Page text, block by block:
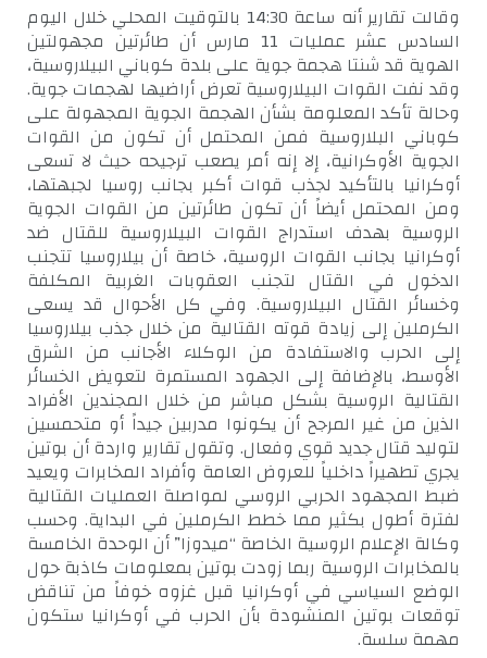
وقالت تقارير أنه ساعة 14:30 بالتوقيت المحلي خلال اليوم
السادس عشر عمليات 11 مارس أن طائرتين مجهولتين
الهوية قد شنتا هجمة جوية على بلدة كوباني البيلاروسية،
وقد نفت القوات البيلاروسية تعرض أراضيها لهجمات جوية.
وحالة تأكد المعلومة بشأن الهجمة الجوية المجهولة على
كوباني البلاروسية فمن المحتمل أن تكون من القوات
الجوية الأوكرانية، إلا إنه أمر يصعب ترجيحه حيث لا تسعى
أوكرانيا بالتأكيد لجذب قوات أكبر بجانب روسيا لجبهتها،
ومن المحتمل أيضاً أن تكون طائرتين من القوات الجوية
الروسية بهدف استدراج القوات البيلاروسية للقتال ضد
أوكرانيا بجانب القوات الروسية، خاصة أن بيلاروسيا تتجنب
الدخول في القتال لتجنب العقوبات الغربية المكلفة
وخسائر القتال البيلاروسية. وفي كل الأحوال قد يسعى
الكرملين إلى زيادة قوته القتالية من خلال جذب بيلاروسيا
إلى الحرب والاستفادة من الوكلاء الأجانب من الشرق
الأوسط، بالإضافة إلى الجهود المستمرة لتعويض الخسائر
القتالية الروسية بشكل مباشر من خلال المجندين الأفراد
الذين من غير المرجح أن يكونوا مدربين جيداً أو متحمسين
لتوليد قتال جديد قوي وفعال. وتقول تقارير واردة أن بوتين
يجري تطهيراً داخلياً للعروض العامة وأفراد المخابرات ويعيد
ضبط المجهود الحربي الروسي لمواصلة العمليات القتالية
لفترة أطول بكثير مما خطط الكرملين في البداية. وحسب
وكالة الإعلام الروسية الخاصة “ميدوزا” أن الوحدة الخامسة
بالمخابرات الروسية ربما زودت بوتين بمعلومات كاذبة حول
الوضع السياسي في أوكرانيا قبل غزوه خوفاً من تناقض
توقعات بوتين المنشودة بأن الحرب في أوكرانيا ستكون
مهمة سلسة.